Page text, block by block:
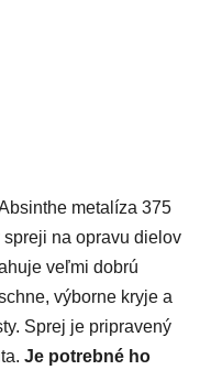
metalíza 375
na opravu dielov
veľmi dobrú
výborne kryje a
Sprej je pripravený
Je potrebné ho